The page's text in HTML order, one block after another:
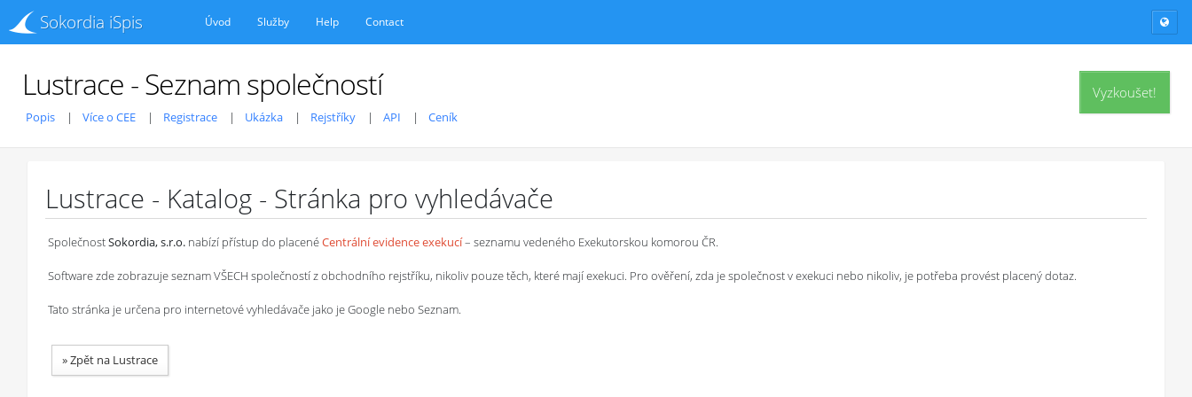
Sokordia iSpis Úvod Služby Help Contact
Vyzkoušet!
Lustrace - Seznam společností
Popis Více o CEE Registrace Ukázka Rejstříky API Ceník
Lustrace - Katalog - Stránka pro vyhledávače
SpolečnostSokordia, s.r.o. nabízí přístup do placenéCentrální evidence exekucí– seznamu vedeného Exekutorskou komorou ČR.
Software zde zobrazuje seznam VŠECH společností z obchodního rejstříku, nikoliv pouze těch, které mají exekuci. Pro ověření, zda je společnost v exekuci nebo nikoliv, je potřeba provést placený dotaz.
Tato stránka je určena pro internetové vyhledávače jako je Google nebo Seznam.
»Zpět na Lustrace